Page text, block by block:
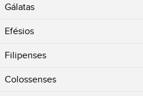
Gálatas
Efésios
Filipenses
Colossenses